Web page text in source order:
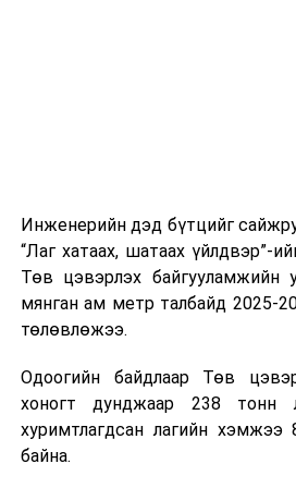
өдөр тутмын ажлын бэлэн
практик ур чадварыг сургалтын
Сургалтыг танилцуулах
жишээнд суурилсан сургалт,
танилцах, онцгой нөхцөлд
онол, практик хосолсон
байна.
Инженерийн дэд бүтцийг
“Лаг хатаах, шатаах үйлдвэр”-
Төв цэвэрлэх байгууламжийн
мянган ам метр талбайд 2025-
төлөвлөжээ.
Одоогийн байдлаар Төв
хоногт дунджаар 238 тонн
хуримтлагдсан лагийн хэмжээ
байна.